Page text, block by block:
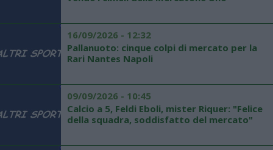
16/09/2026 - 12:32
Pallanuoto: cinque colpi di mercato per la
Rari Nantes Napoli
09/09/2026 - 10:45
Calcio a 5, Feldi Eboli, mister Riquer: "Felice
della squadra, soddisfatto del mercato"